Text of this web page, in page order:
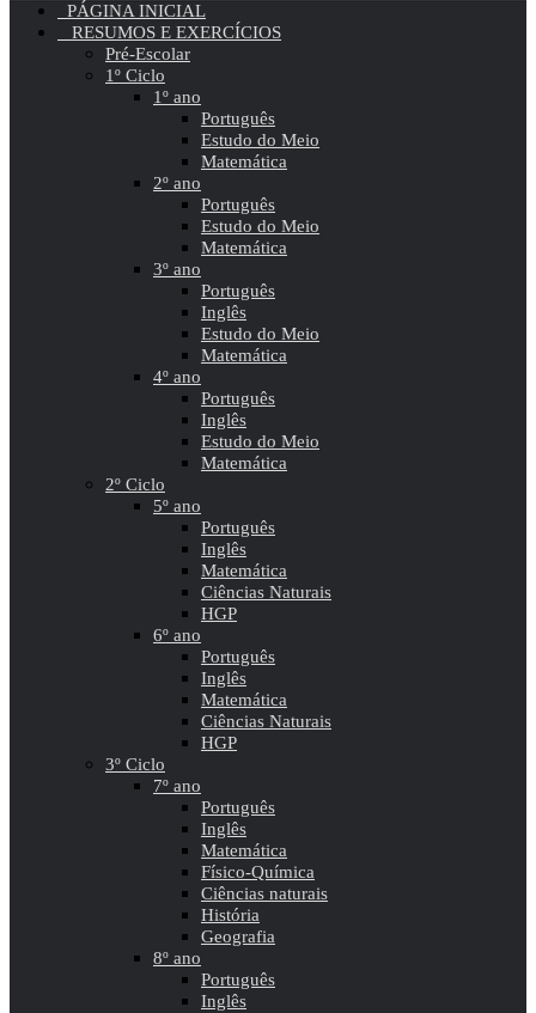
PÁGINA INICIAL
RESUMOS E EXERCÍCIOS
Pré-Escolar
1º Ciclo
1º ano
Português
Estudo do Meio
Matemática
2º ano
Português
Estudo do Meio
Matemática
3º ano
Português
Inglês
Estudo do Meio
Matemática
4º ano
Português
Inglês
Estudo do Meio
Matemática
2º Ciclo
5º ano
Português
Inglês
Matemática
Ciências Naturais
HGP
6º ano
Português
Inglês
Matemática
Ciências Naturais
HGP
3º Ciclo
7º ano
Português
Inglês
Matemática
Físico-Química
Ciências naturais
História
Geografia
8º ano
Português
Inglês